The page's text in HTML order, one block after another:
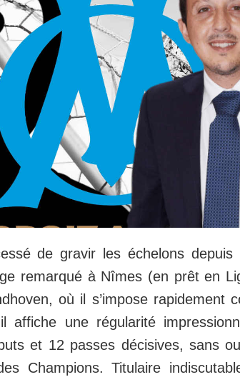
de gravir les échelons depuis
remarqué à Nîmes (en prêt en
où il s’impose rapidement
affiche une régularité
et 12 passes décisives, sans
Champions. Titulaire